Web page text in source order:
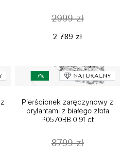
2999 zł
2 789 zł
-7% NATURALNY
Pierścionek zaręczynowy z
brylantami z białego złota
P0570BB 0.91 ct
8799 zł